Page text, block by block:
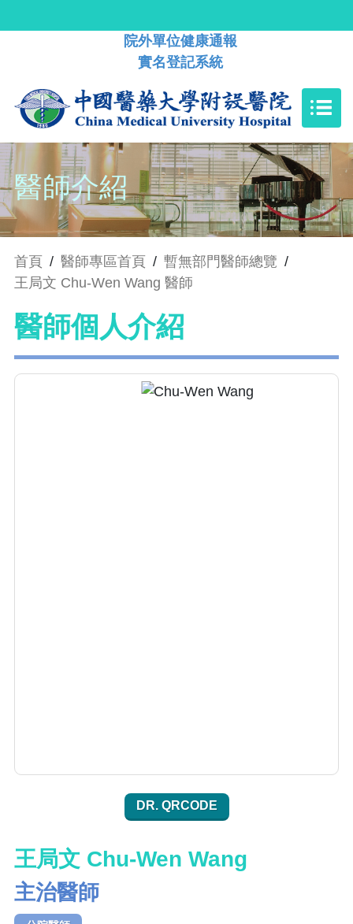
院外單位健康通報
實名登記系統
醫師介紹
首頁 / 醫師專區首頁 / 暫無部門醫師總覽 /
王局文 Chu-Wen Wang 醫師
醫師個人介紹
DR. QRCODE
王局文 Chu-Wen Wang
主治醫師